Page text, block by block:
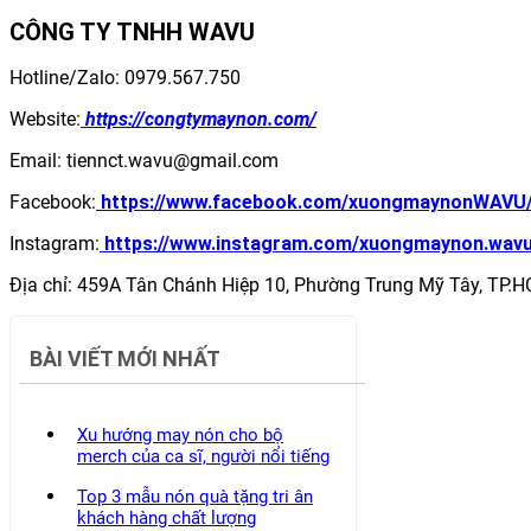
CÔNG TY TNHH WAVU
Hotline/Zalo: 0979.567.750
Website: https://congtymaynon.com/
Email: tiennct.wavu@gmail.com
Facebook: https://www.facebook.com/
Instagram: https://www.instagram.com/
Địa chỉ: 459A Tân Chánh Hiệp 10, Phường Trung Mỹ Tây,
BÀI VIẾT MỚI NHẤT
Xu hướng may nón cho bộ
merch của ca sĩ, người nổi tiếng
Top 3 mẫu nón quà tặng tri ân
khách hàng chất lượng